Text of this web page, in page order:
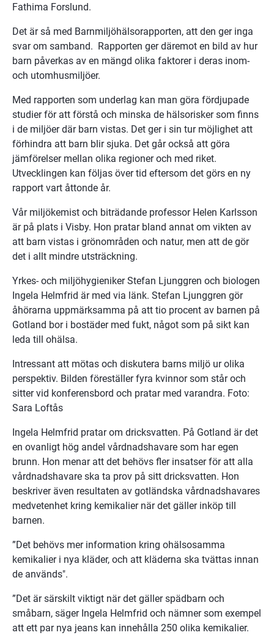
Fathima Forslund.
Det är så med Barnmiljöhälsorapporten, att den ger inga
svar om samband.  Rapporten ger däremot en bild av hur
barn påverkas av en mängd olika faktorer i deras inom-
och utomhusmiljöer.
Med rapporten som underlag kan man göra fördjupade
studier för att förstå och minska de hälsorisker som finns
i de miljöer där barn vistas. Det ger i sin tur möjlighet att
förhindra att barn blir sjuka. Det går också att göra
jämförelser mellan olika regioner och med riket.
Utvecklingen kan följas över tid eftersom det görs en ny
rapport vart åttonde år.
Vår miljökemist och biträdande professor Helen Karlsson
är på plats i Visby. Hon pratar bland annat om vikten av
att barn vistas i grönområden och natur, men att de gör
det i allt mindre utsträckning.
Yrkes- och miljöhygieniker Stefan Ljunggren och biologen
Ingela Helmfrid är med via länk. Stefan Ljunggren gör
åhörarna uppmärksamma på att tio procent av barnen på
Gotland bor i bostäder med fukt, något som på sikt kan
leda till ohälsa.
Intressant att mötas och diskutera barns miljö ur olika
perspektiv. Bilden föreställer fyra kvinnor som står och
sitter vid konferensbord och pratar med varandra. Foto:
Sara Loftås
Ingela Helmfrid pratar om dricksvatten. På Gotland är det
en ovanligt hög andel vårdnadshavare som har egen
brunn. Hon menar att det behövs fler insatser för att alla
vårdnadshavare ska ta prov på sitt dricksvatten. Hon
beskriver även resultaten av gotländska vårdnadshavares
medvetenhet kring kemikalier när det gäller inköp till
barnen.
”Det behövs mer information kring ohälsosamma
kemikalier i nya kläder, och att kläderna ska tvättas innan
de används".
”Det är särskilt viktigt när det gäller spädbarn och
småbarn, säger Ingela Helmfrid och nämner som exempel
att ett par nya jeans kan innehålla 250 olika kemikalier.